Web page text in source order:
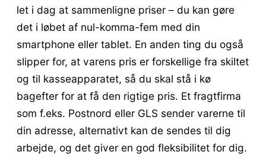
let i dag at sammenligne priser – du kan gøre
det i løbet af nul-komma-fem med din
smartphone eller tablet. En anden ting du også
slipper for, at varens pris er forskellige fra skiltet
og til kasseapparatet, så du skal stå i kø
bagefter for at få den rigtige pris. Et fragtfirma
som f.eks. Postnord eller GLS sender varerne til
din adresse, alternativt kan de sendes til dig
arbejde, og det giver en god fleksibilitet for dig.